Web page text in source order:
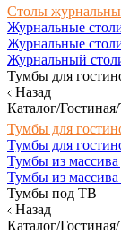
Столы
Журнальные
Журнальные
Журнальный
Тумбы для
Назад
Каталог/
Тумбы для
Тумбы для
Тумбы из массива
Тумбы из
Тумбы под ТВ
Назад
Каталог/